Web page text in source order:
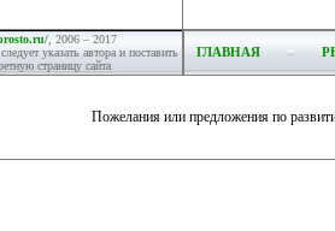
, 2006 – 2017
указать автора и поставить
страницу сайта
ГЛАВНАЯ
Пожелания или предложения по